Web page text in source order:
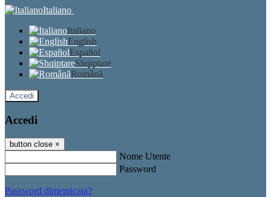
Italiano
Italiano
English
Español
Shqiptare
Română
Accedi
Accedi
button close ×
Nome Utente
Password
Password dimenticata?